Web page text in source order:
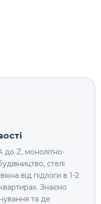
до Z, монолітно-
стелі
від підлоги в 1-2
Знаємо
та де